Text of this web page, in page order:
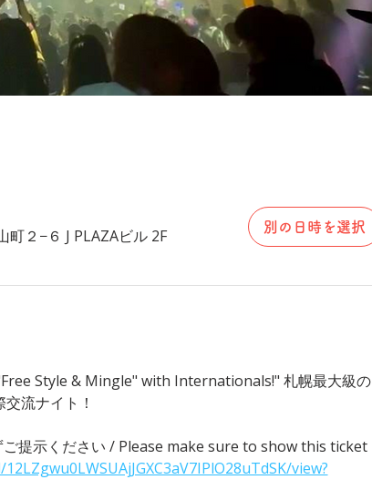
２−６ J PLAZAビル 2F
別の日時を選択
Style & Mingle" with Internationals!" 札幌最大級の
流ナイト！
提示ください / Please make sure to show this ticket
view?